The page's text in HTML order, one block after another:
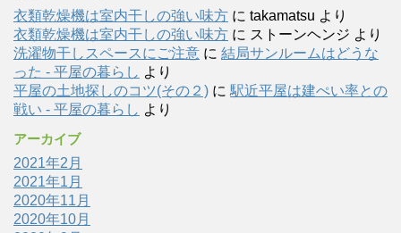
衣類乾燥機は室内干しの強い味方 に takamatsu より
衣類乾燥機は室内干しの強い味方 に ストーンヘンジ より
洗濯物干しスペースにご注意 に 結局サンルームはどうな
った - 平屋の暮らし より
平屋の土地探しのコツ(その２) に 駅近平屋は建ぺい率との
戦い - 平屋の暮らし より
アーカイブ
2021年2月
2021年1月
2020年11月
2020年10月